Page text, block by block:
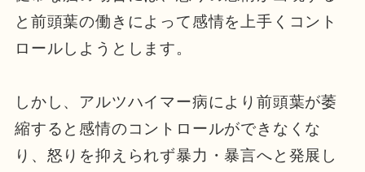
と前頭葉の働きによって感情を上手くコント
ロールしようとします。
しかし、アルツハイマー病により前頭葉が萎
縮すると感情のコントロールができなくな
り、怒りを抑えられず暴力・暴言へと発展し